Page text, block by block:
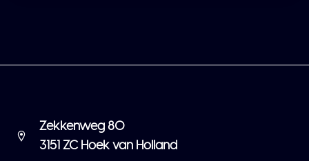
Zekkenweg 80
3151 ZC Hoek van Holland